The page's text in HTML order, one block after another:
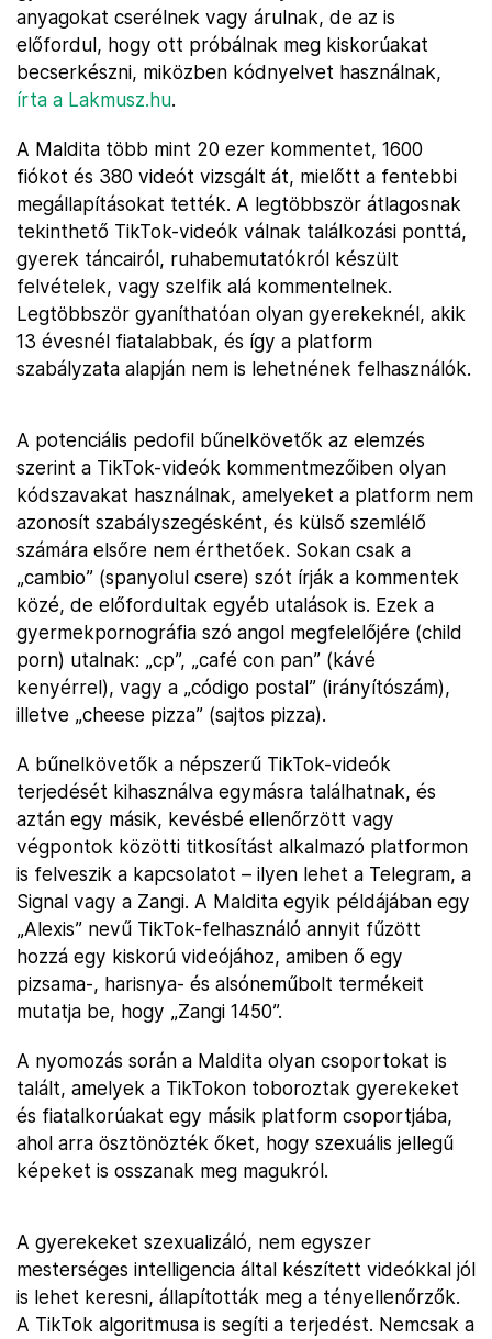
anyagokat cserélnek vagy árulnak, de az is
előfordul, hogy ott próbálnak meg kiskorúakat
becserkészni, miközben kódnyelvet használnak,
írta a Lakmusz.hu.
A Maldita több mint 20 ezer kommentet, 1600
fiókot és 380 videót vizsgált át, mielőtt a fentebbi
megállapításokat tették. A legtöbbször átlagosnak
tekinthető TikTok-videók válnak találkozási ponttá,
gyerek táncairól, ruhabemutatókról készült
felvételek, vagy szelfik alá kommentelnek.
Legtöbbször gyaníthatóan olyan gyerekeknél, akik
13 évesnél fiatalabbak, és így a platform
szabályzata alapján nem is lehetnének felhasználók.
A potenciális pedofil bűnelkövetők az elemzés
szerint a TikTok-videók kommentmezőiben olyan
kódszavakat használnak, amelyeket a platform nem
azonosít szabályszegésként, és külső szemlélő
számára elsőre nem érthetőek. Sokan csak a
„cambio” (spanyolul csere) szót írják a kommentek
közé, de előfordultak egyéb utalások is. Ezek a
gyermekpornográfia szó angol megfelelőjére (child
porn) utalnak: „cp”, „café con pan” (kávé
kenyérrel), vagy a „código postal” (irányítószám),
illetve „cheese pizza” (sajtos pizza).
A bűnelkövetők a népszerű TikTok-videók
terjedését kihasználva egymásra találhatnak, és
aztán egy másik, kevésbé ellenőrzött vagy
végpontok közötti titkosítást alkalmazó platformon
is felveszik a kapcsolatot – ilyen lehet a Telegram, a
Signal vagy a Zangi. A Maldita egyik példájában egy
„Alexis” nevű TikTok-felhasználó annyit fűzött
hozzá egy kiskorú videójához, amiben ő egy
pizsama-, harisnya- és alsóneműbolt termékeit
mutatja be, hogy „Zangi 1450”.
A nyomozás során a Maldita olyan csoportokat is
talált, amelyek a TikTokon toboroztak gyerekeket
és fiatalkorúakat egy másik platform csoportjába,
ahol arra ösztönözték őket, hogy szexuális jellegű
képeket is osszanak meg magukról.
A gyerekeket szexualizáló, nem egyszer
mesterséges intelligencia által készített videókkal jól
is lehet keresni, állapították meg a tényellenőrzők.
A TikTok algoritmusa is segíti a terjedést. Nemcsak a